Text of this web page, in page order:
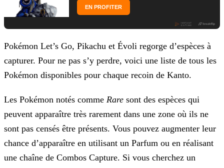
EN PROFITER
Pokémon Let’s Go, Pikachu et Évoli regorge d’espèces à
capturer. Pour ne pas s’y perdre, voici une liste de tous les
Pokémon disponibles pour chaque recoin de Kanto.
Les Pokémon notés comme Rare sont des espèces qui
peuvent apparaître très rarement dans une zone où ils ne
sont pas censés être présents. Vous pouvez augmenter leur
chance d’apparaître en utilisant un Parfum ou en réalisant
une chaîne de Combos Capture. Si vous cherchez un